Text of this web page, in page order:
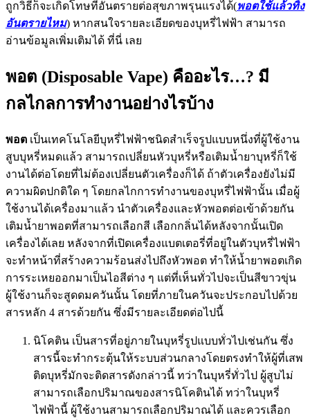
ถูกวิธีก็จะเกิดโทษที่อันตรายต่อสุขภาพรุนแรงได้(พอตใช้แล้วทิ้ง
อันตรายไหม) หากสนใจรายละเอียดของบุหรี่ไฟฟ้า สามารถ
อ่านข้อมูลเพิ่มเติมได้ ที่นี่ เลย
พอต (Disposable Vape) คืออะไร…? มี
กลไกลการทำงานอย่างไรบ้าง
พอต เป็นเทคโนโลยีบุหรี่ไฟฟ้าชนิดสำเร็จรูปแบบหนึ่งที่ผู้ใช้งาน
สูบบุหรี่หมดแล้ว สามารถเปลี่ยนหัวบุหรี่หรือเติมน้ำยาบุหรี่ก็ใช้
งานได้ต่อโดยที่ไม่ต้องเปลี่ยนตัวเครื่องก็ได้ ถ้าตัวเครื่องยังไม่มี
ความผิดปกติใด ๆ โดยกลไกการทำงานของบุหรี่ไฟฟ้านั้น เมื่อผู้
ใช้งานได้เครื่องมาแล้ว นำตัวเครื่องและหัวพอตต่อเข้าด้วยกัน
เติมน้ำยาพอตที่สามารถเลือกสี เลือกกลิ่นได้หลังจากนั้นเปิด
เครื่องได้เลย หลังจากที่เปิดเครื่องแบตเตอรี่ที่อยู่ในตัวบุหรี่ไฟฟ้า
จะทำหน้าที่สร้างความร้อนส่งไปถึงหัวพอต ทำให้น้ำยาพอตเกิด
การระเหยออกมาเป็นไอสีต่าง ๆ แต่ที่เห็นทั่วไปจะเป็นสีขาวขุ่น
ผู้ใช้งานก็จะสูดดมควันนั้น โดยที่ภายในควันจะประกอบไปด้วย
สารหลัก 4 สารด้วยกัน ซึ่งมีรายละเอียดต่อไปนี้
นิโคติน เป็นสารที่อยู่ภายในบุหรี่รูปแบบทั่วไปเช่นกัน ซึ่ง
สารนี้จะทำกระตุ้นให้ระบบส่วนกลางโดยตรงทำให้ผู้ที่เสพ
ติดบุหรี่มักจะติดสารดังกล่าวนี้ ทว่าในบุหรี่ทั่วไป ผู้สูบไม่
สามารถเลือกปริมาณของสารนิโคตินได้ ทว่าในบุหรี่
ไฟฟ้านี้ ผู้ใช้งานสามารถเลือกปริมาณได้ และควรเลือก